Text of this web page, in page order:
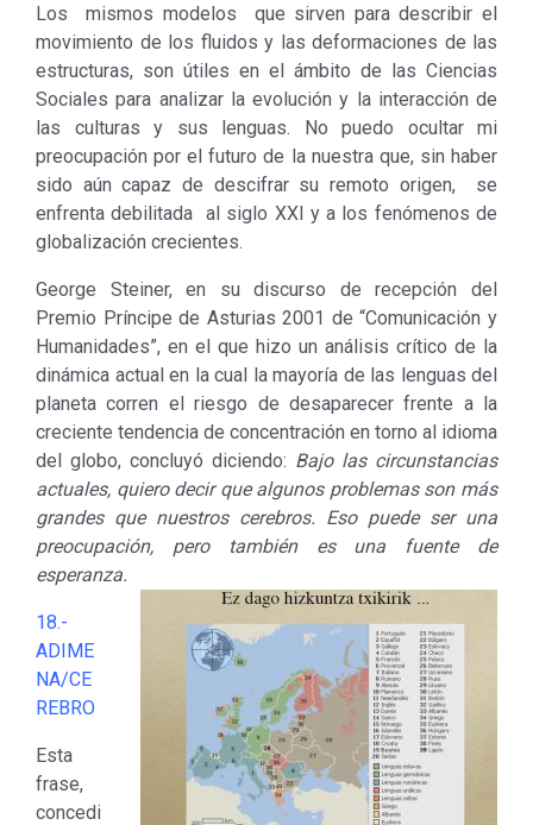
Los mismos modelos que sirven para describir el
movimiento de los fluidos y las deformaciones de las
estructuras, son útiles en el ámbito de las Ciencias
Sociales para analizar la evolución y la interacción de
las culturas y sus lenguas. No puedo ocultar mi
preocupación por el futuro de la nuestra que, sin haber
sido aún capaz de descifrar su remoto origen, se
enfrenta debilitada al siglo XXI y a los fenómenos de
globalización crecientes.
George Steiner, en su discurso de recepción del
Premio Príncipe de Asturias 2001 de “Comunicación y
Humanidades”, en el que hizo un análisis crítico de la
dinámica actual en la cual la mayoría de las lenguas del
planeta corren el riesgo de desaparecer frente a la
creciente tendencia de concentración en torno al idioma
del globo, concluyó diciendo: Bajo las circunstancias
actuales, quiero decir que algunos problemas son más
grandes que nuestros cerebros. Eso puede ser una
preocupación, pero también es una fuente de
esperanza.
18.-
ADIME
NA/CE
REBRO
Esta
frase,
concedi